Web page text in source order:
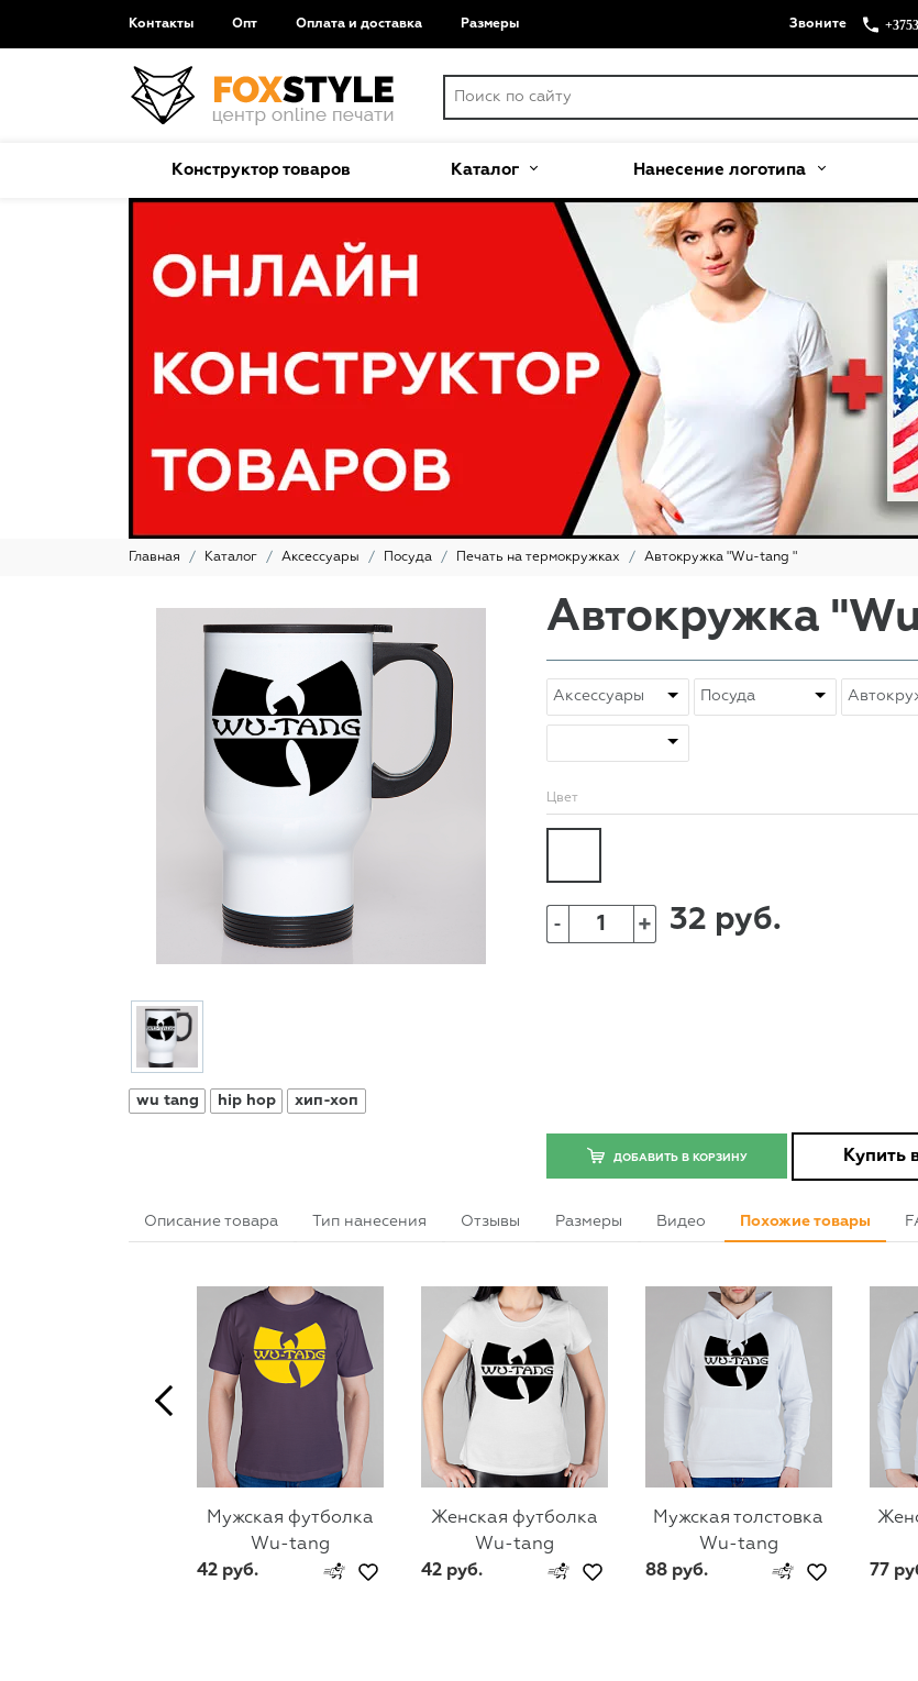
Контакты Опт Оплата и доставка Размеры Звоните
Конструктор товаров Каталог Нанесение логотипа
Главная Каталог Аксессуары Посуда Печать на термокружках Автокружка "Wu-tang "
wu tang hip hop хип-хоп
Автокружка
Цвет
- + 32 руб.
ДОБАВИТЬ В КОРЗИНУ Купить
Описание товара Тип нанесения Отзывы Размеры Видео Похожие товары
Мужская футболка
Wu-tang
42 руб.
Женская футболка
Wu-tang
42 руб.
Мужская толстовка
Wu-tang
88 руб.
77